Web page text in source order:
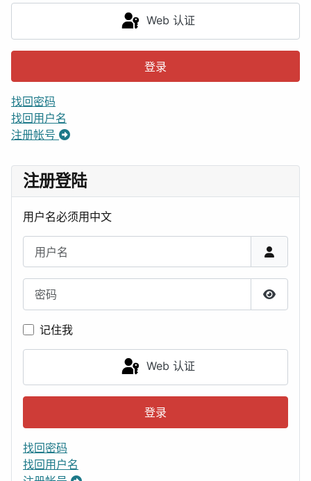
Web 认证
登录
找回密码
找回用户名
注册帐号
注册登陆
用户名必须用中文
用户名
密码
显示密
记住我
Web 认证
登录
找回密码
找回用户名